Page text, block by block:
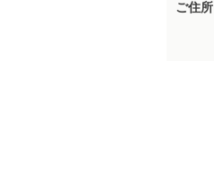
ご住所